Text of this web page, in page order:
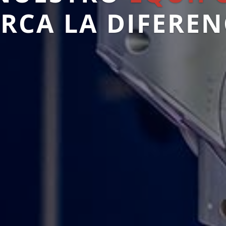
LA